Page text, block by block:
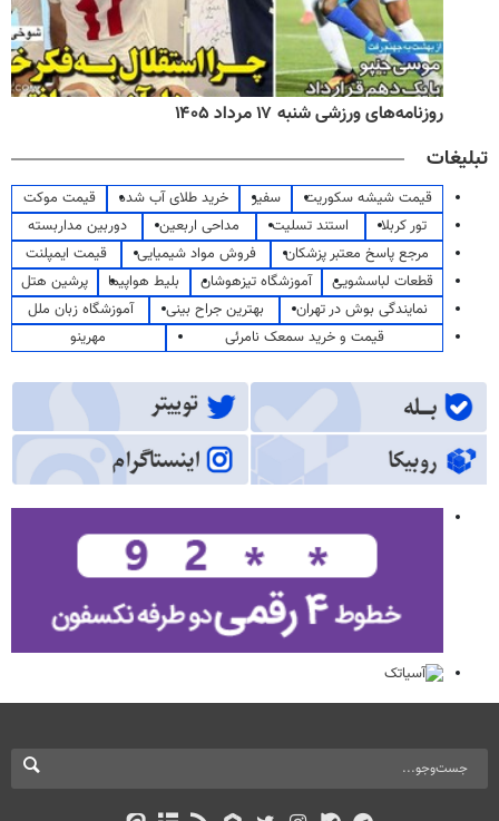
روزنامه‌های ورزشی شنبه ۱۷ مرداد ۱۴۰۵
تبلیغات
قیمت شیشه سکوریت سفیر خرید طلای آب شده
قیمت موکت
تور کربلا
استند تسلیت مداحی اربعین
دوربین مداربسته
مرجع پاسخ معتبر پزشکان
فروش مواد شیمیایی
قیمت ایمپلنت
قطعات لباسشویی
آموزشگاه تیزهوشان بلیط هواپیما
پرشین هتل
نمایندگی بوش در تهران
بهترین جراح بینی
آموزشگاه زبان ملل
قیمت و خرید سمعک نامرئی
مهرینو